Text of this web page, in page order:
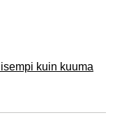
kuin kuuma